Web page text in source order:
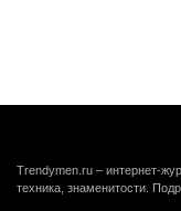
Trendymen.ru – интернет-
техника, знаменитости.